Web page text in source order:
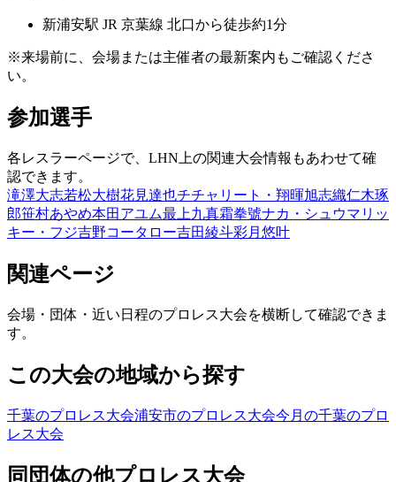
新浦安駅 JR 京葉線 北口から徒歩約1分
※来場前に、会場または主催者の最新案内もご確認くださ
い。
参加選手
各レスラーページで、LHN上の関連大会情報もあわせて確
認できます。
滝澤大志若松大樹花見達也チチャリート・翔暉旭志織仁木琢
郎笹村あやめ本田アユム最上九真霜拳號ナカ・シュウマ リッ
キー・フジ吉野コータロー吉田綾斗彩月悠叶
関連ページ
会場・団体・近い日程のプロレス大会を横断して確認できま
す。
この大会の地域から探す
千葉のプロレス大会浦安市のプロレス大会今月の千葉のプロ
レス大会
同団体の他プロレス大会